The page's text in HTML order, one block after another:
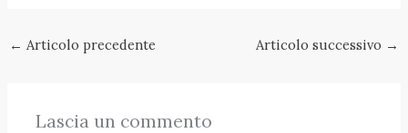
← Articolo precedente Articolo successivo →
Lascia un commento